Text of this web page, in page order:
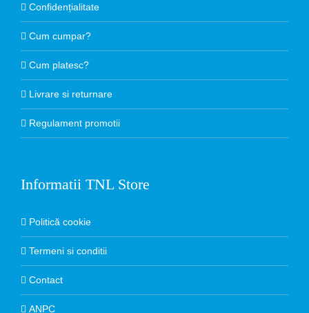
Confidențialitate
Cum cumpar?
Cum platesc?
Livrare si returnare
Regulament promotii
Informatii TNL Store
Politică cookie
Termeni si conditii
Contact
ANPC